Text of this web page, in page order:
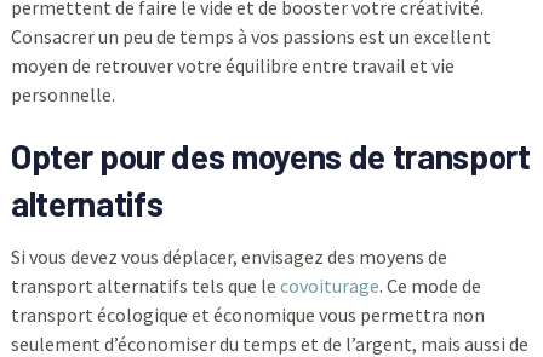
permettent de faire le vide et de booster votre créativité.
Consacrer un peu de temps à vos passions est un excellent
moyen de retrouver votre équilibre entre travail et vie
personnelle.
Opter pour des moyens de transport
alternatifs
Si vous devez vous déplacer, envisagez des moyens de
transport alternatifs tels que le covoiturage. Ce mode de
transport écologique et économique vous permettra non
seulement d’économiser du temps et de l’argent, mais aussi de